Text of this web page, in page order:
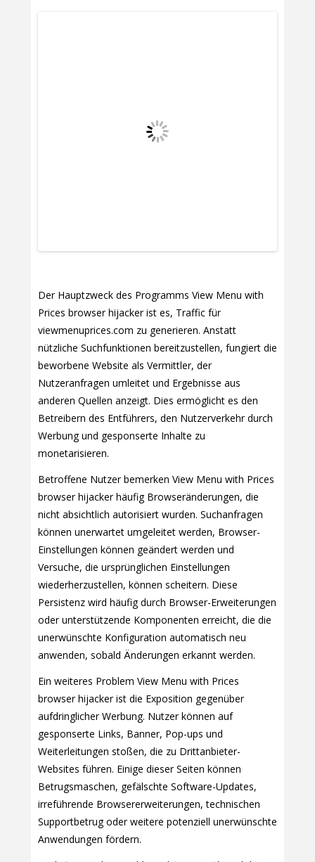
Der Hauptzweck des Programms View Menu with
Prices browser hijacker ist es, Traffic für
viewmenuprices.com zu generieren. Anstatt
nützliche Suchfunktionen bereitzustellen, fungiert die
beworbene Website als Vermittler, der
Nutzeranfragen umleitet und Ergebnisse aus
anderen Quellen anzeigt. Dies ermöglicht es den
Betreibern des Entführers, den Nutzerverkehr durch
Werbung und gesponserte Inhalte zu
monetarisieren.
Betroffene Nutzer bemerken View Menu with Prices
browser hijacker häufig Browseränderungen, die
nicht absichtlich autorisiert wurden. Suchanfragen
können unerwartet umgeleitet werden, Browser-
Einstellungen können geändert werden und
Versuche, die ursprünglichen Einstellungen
wiederherzustellen, können scheitern. Diese
Persistenz wird häufig durch Browser-Erweiterungen
oder unterstützende Komponenten erreicht, die die
unerwünschte Konfiguration automatisch neu
anwenden, sobald Änderungen erkannt werden.
Ein weiteres Problem View Menu with Prices
browser hijacker ist die Exposition gegenüber
aufdringlicher Werbung. Nutzer können auf
gesponserte Links, Banner, Pop-ups und
Weiterleitungen stoßen, die zu Drittanbieter-
Websites führen. Einige dieser Seiten können
Betrugsmaschen, gefälschte Software-Updates,
irreführende Browsererweiterungen, technischen
Supportbetrug oder weitere potenziell unerwünschte
Anwendungen fördern.